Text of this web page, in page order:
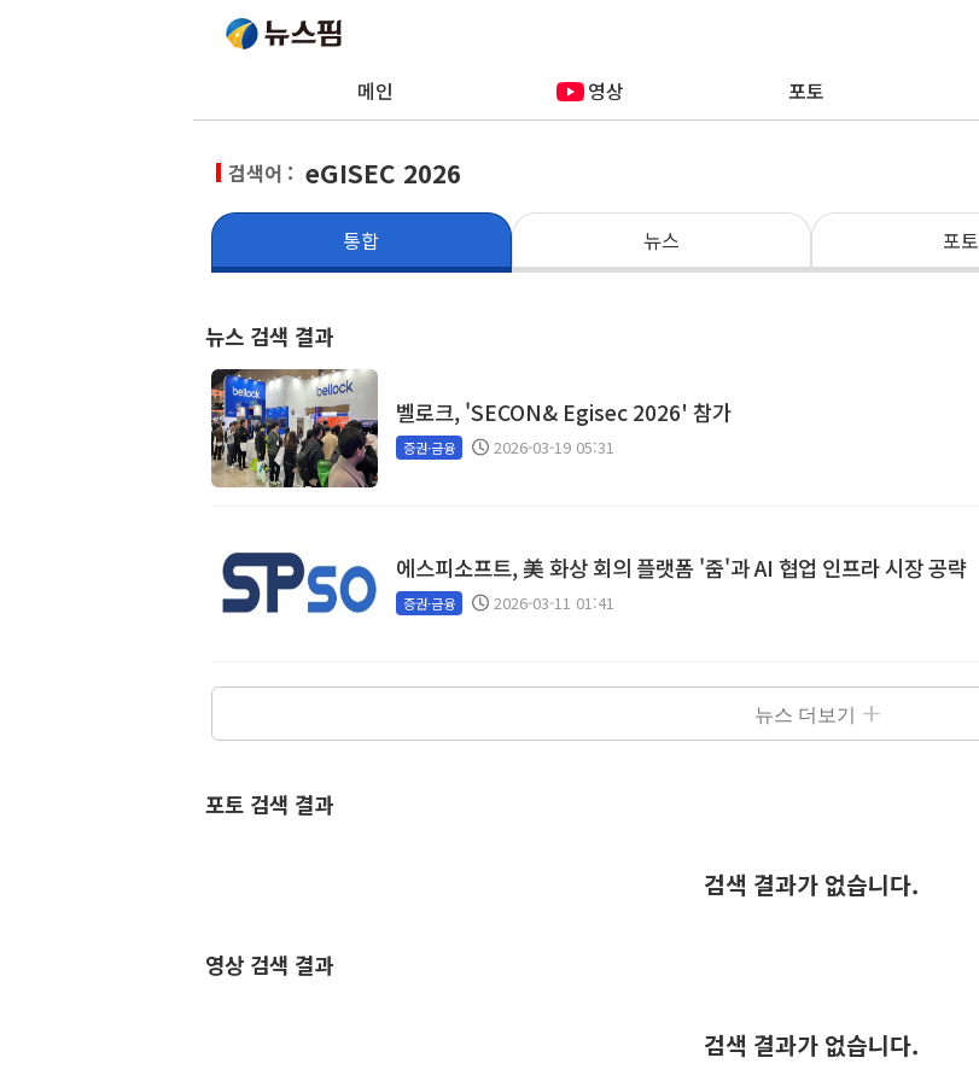
메인 영상 포토
검색어 : eGISEC 2026
통합 뉴스 포토
뉴스 검색 결과
벨로크, 'SECON& Egisec 2026' 참가
증권·금융 2026-03-19 05:31
에스피소프트, 美 화상 회의 플랫폼 '줌'과 AI 협업 인프라 시장 공략
증권·금융 2026-03-11 01:41
뉴스 더보기
포토 검색 결과
검색 결과가 없습니다.
영상 검색 결과
검색 결과가 없습니다.